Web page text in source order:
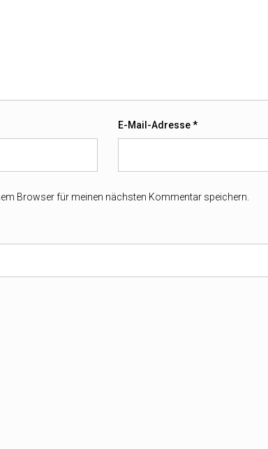
E-Mail-Adresse*
Browser für meinen nächsten Kommentar speichern.